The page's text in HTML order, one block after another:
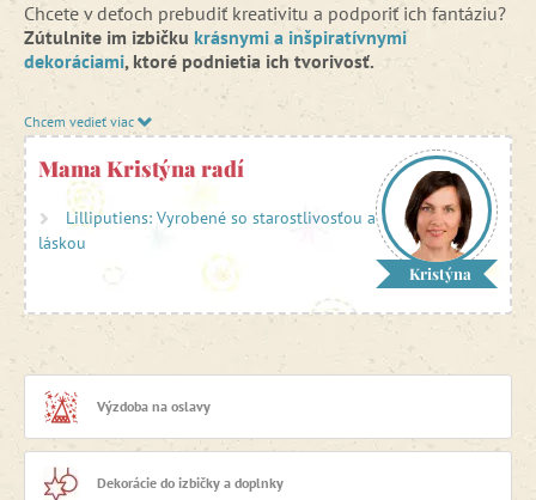
Chcete v deťoch prebudiť kreativitu a podporiť ich fantáziu?
Zútulnite im izbičku krásnymi a inšpiratívnymi
dekoráciami, ktoré podnietia ich tvorivosť.
Nielen mamičky sa rady zdobia, ale sú to aj vaše malé
dcérky, ktoré chcú vyzerať ako rozkošné princezné. Pre vaše
malé parádnice sme vybrali krásne
doplnky a ozdoby, ktoré
sa im určite budú páčiť.
Agátin TIP: Magnetická mapa svetaod firmy Janod je
skvelou voľbou do izbičky pre deti predškolského a
mladšieho školského veku.
Chcem vedieť viac
Mama Kristýna radí
Lilliputiens: Vyrobené so starostlivosťou a
láskou
Kristýna
Výzdoba na oslavy
Dekorácie do izbičky a doplnky